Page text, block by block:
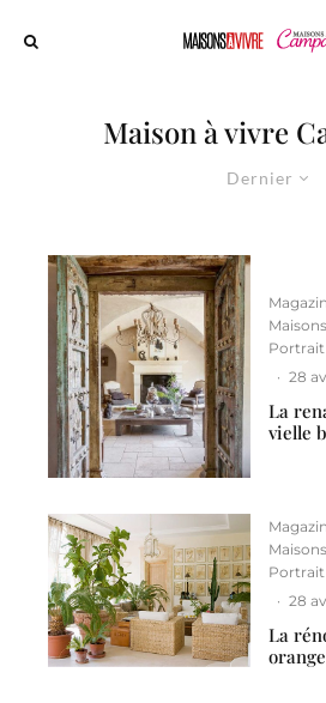
Maison à vivre
Dernier
Portrait
· 28
La
vielle
Portrait
· 28
La